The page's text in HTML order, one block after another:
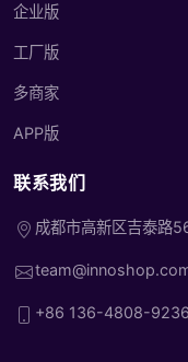
企业版
工厂版
多商家
APP版
联系我们
成都市高新区吉泰路
+86 136-4808-9236